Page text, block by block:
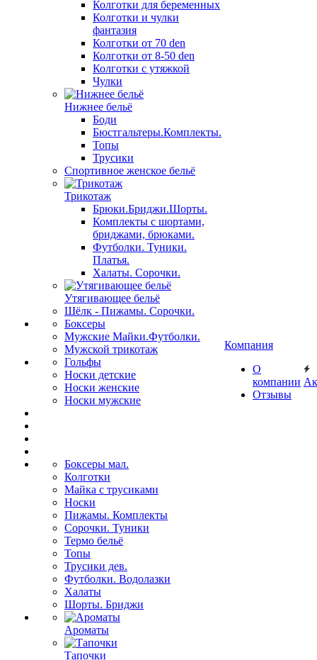
Колготки для беременных
Колготки и чулки
фантазия
Колготки от 70 den
Колготки от 8-50 den
Колготки с утяжкой
Чулки
Нижнее бельё
Боди
Бюстгальтеры.Комплекты.
Топы
Трусики
Спортивное женское бельё
Трикотаж
Брюки.Бриджи.Шорты.
Комплекты с шортами,
бриджами, брюками.
Футболки. Туники.
Платья.
Халаты. Сорочки.
Утягивающее бельё
Шёлк - Пижамы. Сорочки.
Боксеры
Мужские Майки.Футболки.
Мужской трикотаж
Гольфы
Носки детские
Носки женские
Носки мужские
Боксеры мал.
Колготки
Майка с трусиками
Носки
Пижамы. Комплекты
Сорочки. Туники
Термо бельё
Топы
Трусики дев.
Футболки. Водолазки
Халаты
Шорты. Бриджи
Ароматы
Тапочки
Компания
О
компании
Отзывы